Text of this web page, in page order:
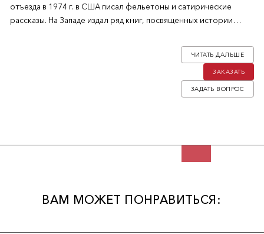
отъезда в 1974 г. в США писал фельетоны и сатирические
рассказы. На Западе издал ряд книг, посвященных истории
Russian Humor, Taking Penguins to the Movies: Ethnic Humor in
ЗАДАТЬ ВОПРОС
ЗАКАЗАТЬ
ЧИТАТЬ ДАЛЬШЕ
ВАМ МОЖЕТ ПОНРАВИТЬСЯ: